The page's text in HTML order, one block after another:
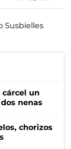
Susbielles
cárcel un
nenas
chorizos